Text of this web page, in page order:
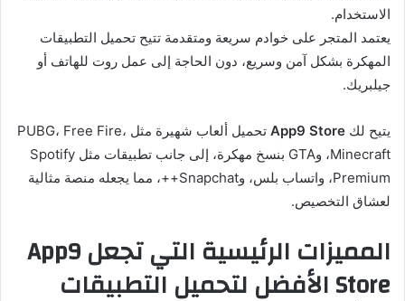
الاستخدام.
يعتمد المتجر على خوادم سريعة ومتقدمة تتيح تحميل التطبيقات
المهكرة بشكل آمن وسريع، دون الحاجة إلى عمل روت للهاتف أو
جيلبريك.
يتيح لك App9 Store
تحميل ألعاب شهيرة مثل PUBG، Free Fire،
Minecraft، وGTA بنسخ مهكرة، إلى جانب تطبيقات مثل Spotify
Premium، واتساب بلس، وSnapchat++، مما يجعله منصة مثالية
لعشاق التخصيص.
المميزات الرئيسية التي تجعل App9
Store الأفضل لتحميل التطبيقات